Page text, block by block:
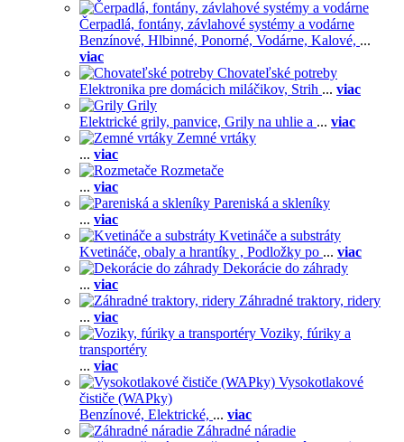
Čerpadlá, fontány, závlahové systémy a vodárne
Benzínové, Hlbinné, Ponorné, Vodárne, Kalové, ...
viac
Chovateľské potreby
Elektronika pre domácich miláčikov, Strih ... viac
Grily
Elektrické grily, panvice, Grily na uhlie a ... viac
Zemné vrtáky
... viac
Rozmetače
... viac
Pareniská a skleníky
... viac
Kvetináče a substráty
Kvetináče, obaly a hrantíky , Podložky po ... viac
Dekorácie do záhrady
... viac
Záhradné traktory, ridery
... viac
Voziky, fúriky a
transportéry
... viac
Vysokotlakové
čističe (WAPky)
Benzínové, Elektrické, ... viac
Záhradné náradie